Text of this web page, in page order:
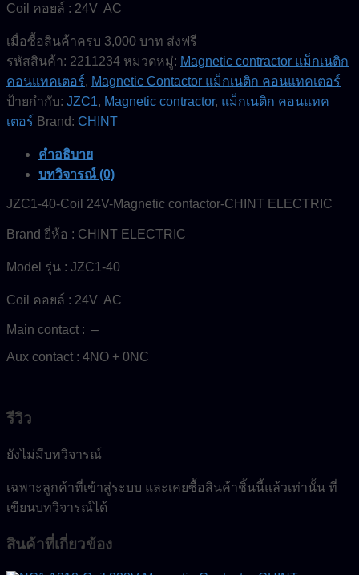
Coil คอยล์ : 24V AC
เมื่อซื้อสินค้าครบ 3,000 บาท ส่งฟรี
รหัสสินค้า: 2211234 หมวดหมู่: Magnetic contractor แม็กเนติก
คอนแทคเตอร์, Magnetic Contactor แม็กเนติก คอนแทคเตอร์
ป้ายกำกับ: JZC1, Magnetic contractor, แม็กเนติก คอนแทค
เตอร์ Brand: CHINT
คำอธิบาย
บทวิจารณ์ (0)
JZC1-40-Coil 24V-Magnetic contactor-CHINT ELECTRIC
Brand ยี่ห้อ : CHINT ELECTRIC
Model รุ่น : JZC1-40
Coil คอยล์ : 24V AC
Main contact : –
Aux contact : 4NO + 0NC
รีวิว
ยังไม่มีบทวิจารณ์
เฉพาะลูกค้าที่เข้าสู่ระบบ และเคยซื้อสินค้าชิ้นนี้แล้วเท่านั้น ที่
เขียนบทวิจารณ์ได้
สินค้าที่เกี่ยวข้อง